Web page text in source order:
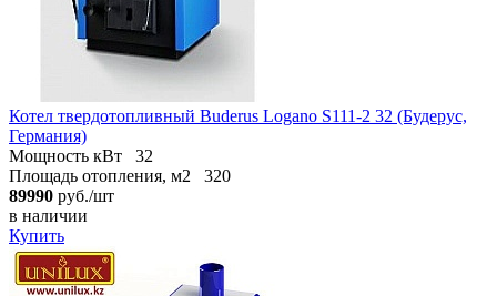
Котел твердотопливный Buderus Logano S111-2 32 (Будерус,
Германия)
Мощность кВт
32
Площадь отопления, м2
320
89990 руб./шт
в наличии
Купить